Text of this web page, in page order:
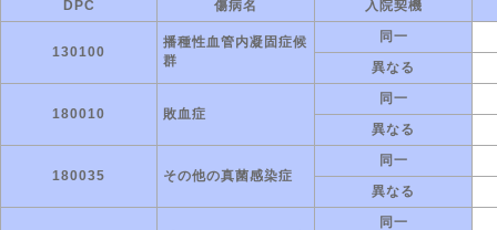
DPC 傷病名 入院契機
130100
播種性血管内凝固症候
群
同一
異なる
180010 敗血症
同一
異なる
180035 その他の真菌感染症
同一
異なる
同一